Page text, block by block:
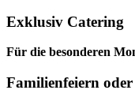
Exklusiv Catering
Für die besonderen
Familienfeiern oder